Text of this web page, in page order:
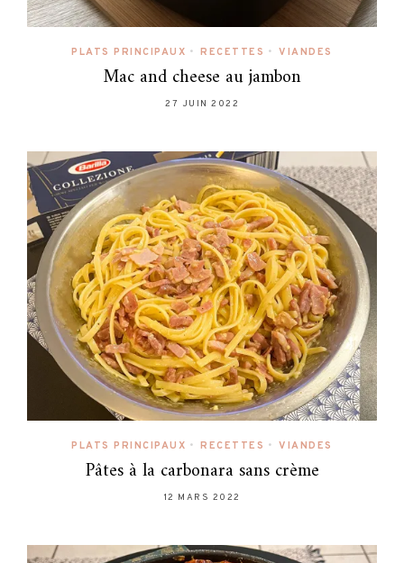
PLATS PRINCIPAUX • RECETTES • VIANDES
Mac and cheese au jambon
27 JUIN 2022
PLATS PRINCIPAUX • RECETTES • VIANDES
Pâtes à la carbonara sans crème
12 MARS 2022